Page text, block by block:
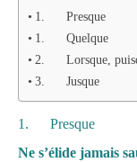
1. Presque
1. Quelque
2. Lorsque,
3. Jusque
1. Presque
Ne s’élide jamais